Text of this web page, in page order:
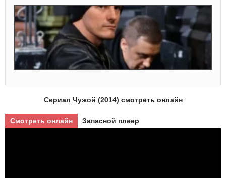
Сериал Чужой (2014) смотреть онлайн
Смотреть онлайн Запасной плеер